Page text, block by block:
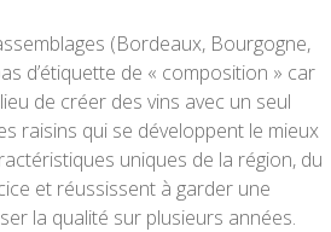
(Bordeaux, Bourgogne,
d’étiquette de « composition » car
de créer des vins avec un seul
raisins qui se développent le mieux
uniques de la région, du
et réussissent à garder une
la qualité sur plusieurs années.